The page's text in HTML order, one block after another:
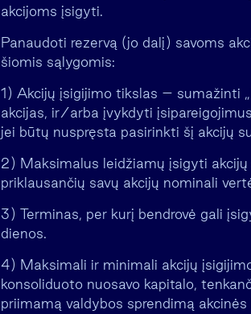
akcijoms įsigyti.
Panaudoti rezervą (jo dalį) savoms
šiomis sąlygomis:
1) Akcijų įsigijimo tikslas – sumažinti
akcijas, ir/arba įvykdyti
jei būtų nuspręsta pasirinkti šį akcijų
2) Maksimalus leidžiamų įsigyti akcijų
priklausančių savų akcijų nominali
3) Terminas, per kurį bendrovė gali
dienos.
4) Maksimali ir minimali akcijų
konsoliduoto nuosavo kapitalo,
priimamą valdybos sprendimą